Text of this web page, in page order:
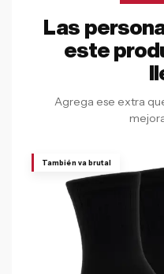
Las
este
Agrega ese extra
También va brutal